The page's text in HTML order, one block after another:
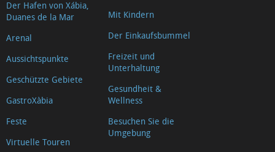
Der Hafen von Xábia,
Duanes de la Mar
Arenal
Aussichtspunkte
Geschützte Gebiete
GastroXàbia
Feste
Virtuelle Touren
Mit Kindern
Der Einkaufsbummel
Freizeit und
Unterhaltung
Gesundheit &
Wellness
Besuchen Sie die
Umgebung